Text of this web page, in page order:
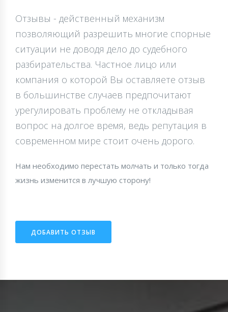
Отзывы - действенный механизм
позволяющий разрешить многие спорные
ситуации не доводя дело до судебного
разбирательства. Частное лицо или
компания о которой Вы оставляете отзыв
в большинстве случаев предпочитают
урегулировать проблему не откладывая
вопрос на долгое время, ведь репутация в
современном мире стоит очень дорого.
Нам необходимо перестать молчать и только тогда
жизнь изменится в лучшую сторону!
ДОБАВИТЬ ОТЗЫВ